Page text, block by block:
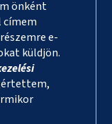
önként
címem
részemre e-
küldjön.